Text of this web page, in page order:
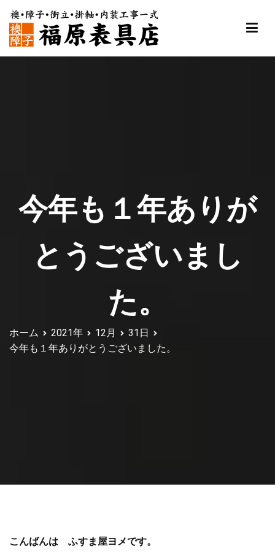
福原表具店
今年も１年ありが
とうございまし
た。
ホーム 2021年 12月
31日
今年も１年ありがとうございました。
こんばんは ふすま屋ヨメです。